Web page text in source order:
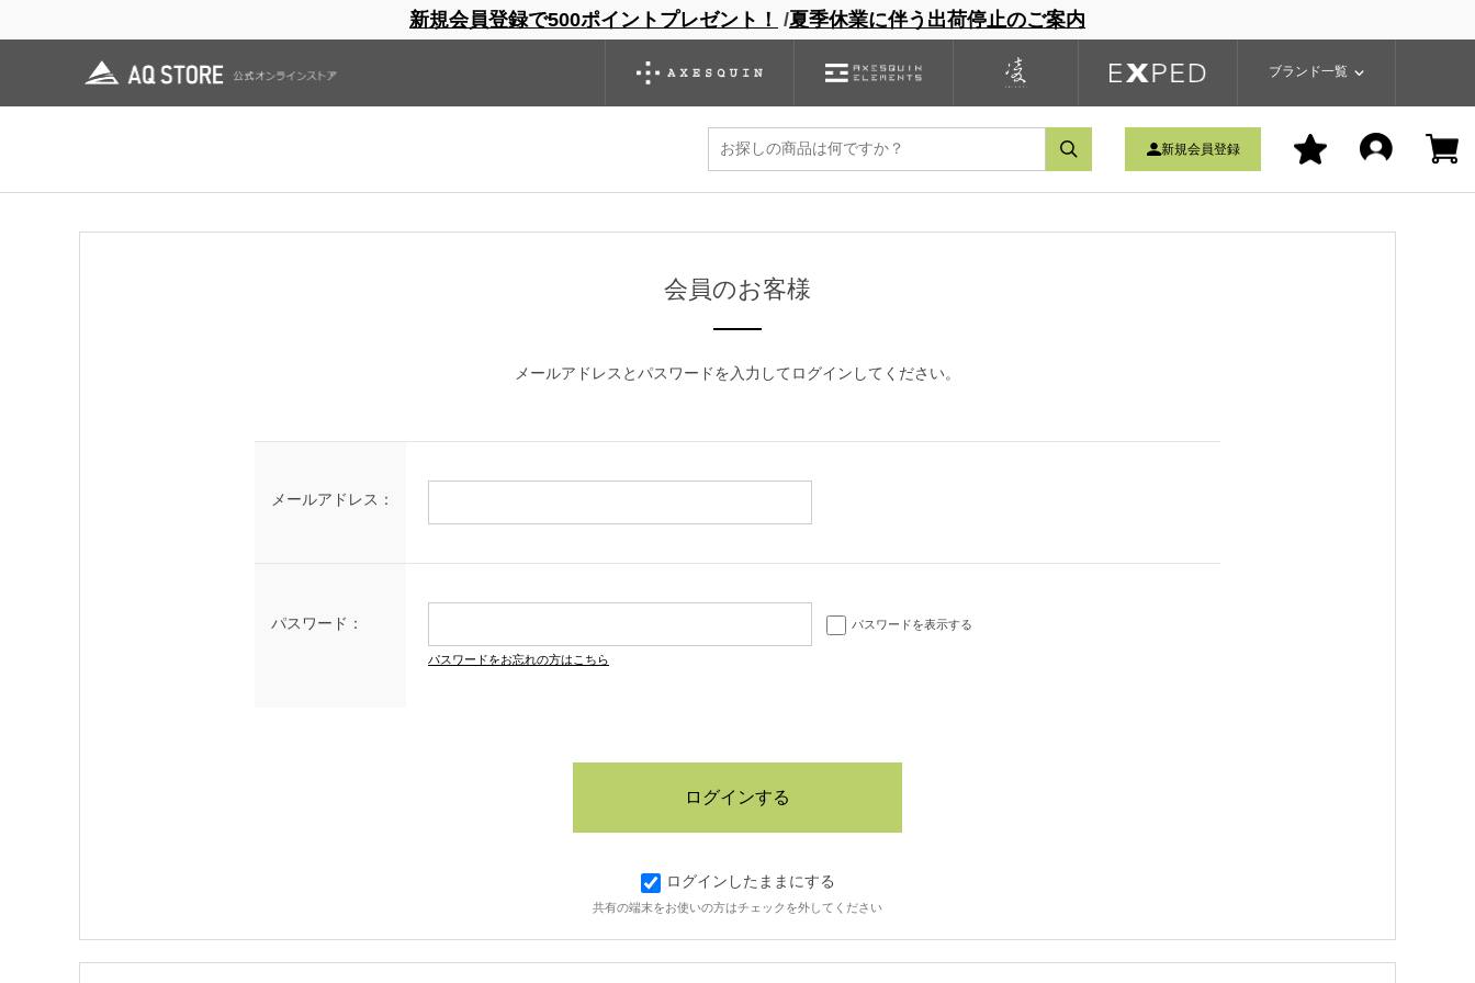
新規会員登録で500ポイントプレゼント！ /夏季休業に伴う出荷停止のご案内
ブランド一覧
ブランドサイト 商品一覧 ブランドサイト 商品一覧
新規会員登録
スリーピングマット バックパック グローブ シノギング アウトレット
ログイン
マイページから発行できます。
会員のお客様
メールアドレスとパスワードを入力してログインしてください。
メールアドレス：
パスワード： パスワードを表示する
パスワードをお忘れの方はこちら
ログインしたままにする
共有の端末をお使いの方はチェックを外してください